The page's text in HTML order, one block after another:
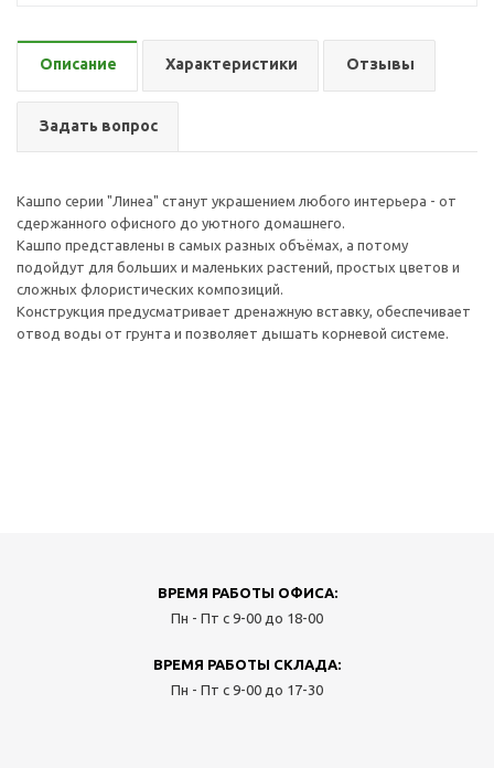
Описание Характеристики Отзывы
Задать вопрос
Кашпо серии "Линеа" станут украшением любого интерьера - от
сдержанного офисного до уютного домашнего.
Кашпо представлены в самых разных объёмах, а потому
подойдут для больших и маленьких растений, простых цветов и
сложных флористических композиций.
Конструкция предусматривает дренажную вставку, обеспечивает
отвод воды от грунта и позволяет дышать корневой системе.
ВРЕМЯ РАБОТЫ ОФИСА:
Пн - Пт с 9-00 до 18-00
ВРЕМЯ РАБОТЫ СКЛАДА:
Пн - Пт с 9-00 до 17-30